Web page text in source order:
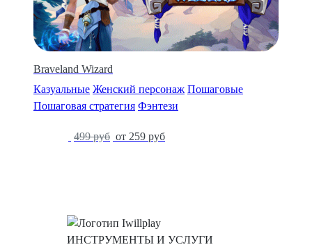
Braveland Wizard
Казуальные Женский персонаж Пошаговые
Пошаговая стратегия Фэнтези
499 руб от 259 руб
ИНСТРУМЕНТЫ И УСЛУГИ